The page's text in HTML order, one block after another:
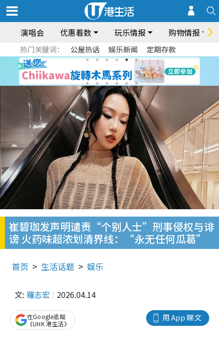
演唱会 优惠着数 玩乐情报 购物情报
热门关键词： 公屋热话 娱乐新闻 定期存款
崔碧珈发声明谴责“个别人士”刑事侵权与诽
谤 火药味超浓划清界线：“永无任何瓜葛”
首页 生活话题 娱乐
文: 羅志宏 2026.04.14
用 App 睇文
在Google追蹤
《UHK 港生活》